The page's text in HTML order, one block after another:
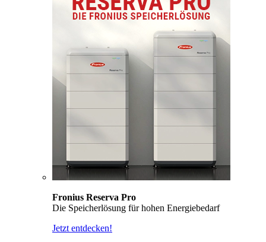
Fronius Reserva Pro
Die Speicherlösung für hohen Energiebedarf
Jetzt entdecken!